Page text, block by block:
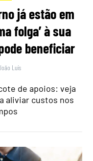
já estão em
folga’ à sua
beneficiar
Luís
de apoios: veja
aliviar custos nos